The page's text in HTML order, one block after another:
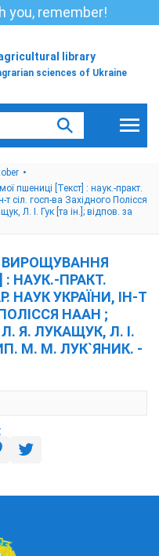
you, remember!
library
sciences of Ukraine
пшениці [Текст] : наук.-практ.
сіл. госп-ва Західного Полісся
Л. І. Гук [та ін.]; відпов. за
ВИРОЩУВАННЯ
НАУК.-ПРАКТ.
НАУК УКРАЇНИ, ІН-Т
НААН ;
Я. ЛУКАЩУК, Л. І.
М. М. ЛУК`ЯНИК. -